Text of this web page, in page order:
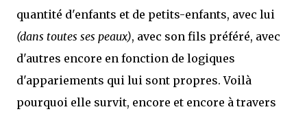
quantité d'enfants et de petits-enfants, avec lui
(dans toutes ses peaux), avec son fils préféré, avec
d'autres encore en fonction de logiques
d'appariements qui lui sont propres. Voilà
pourquoi elle survit, encore et encore à travers